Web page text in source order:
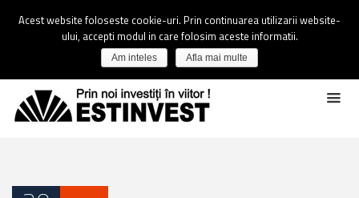
Acest website foloseste cookie-uri. Prin continuarea utilizarii website-
ului, accepti modul in care folosim aceste informatii.
Am inteles Afla mai multe